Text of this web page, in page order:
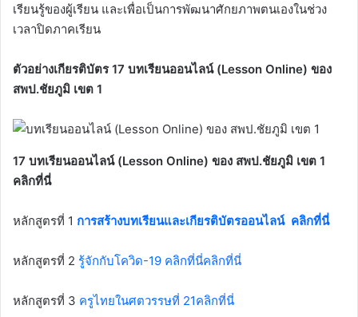
เรียนรู้ของผู้เรียน และเพื่อเป็นการพัฒนาศักยภาพตนเองในช่วง
เวลาปิดภาคเรียน
ตัวอย่างเกียรติบัตร 17 บทเรียนออนไลน์ (Lesson Online) ของ
สพป.ชัยภูมิ เขต 1
17 บทเรียนออนไลน์ (Lesson Online) ของ สพป.ชัยภูมิ เขต 1
คลิกที่นี่
หลักสูตรที่ 1 การสร้างบทเรียนและเกียรติบัตรออนไลน์ คลิกที่นี่
หลักสูตรที่ 2 รู้จักกับโควิด-19 คลิกที่นี่คลิกที่นี่
หลักสูตรที่ 3 ครูไทยในศตวรรษที่ 21คลิกที่นี่